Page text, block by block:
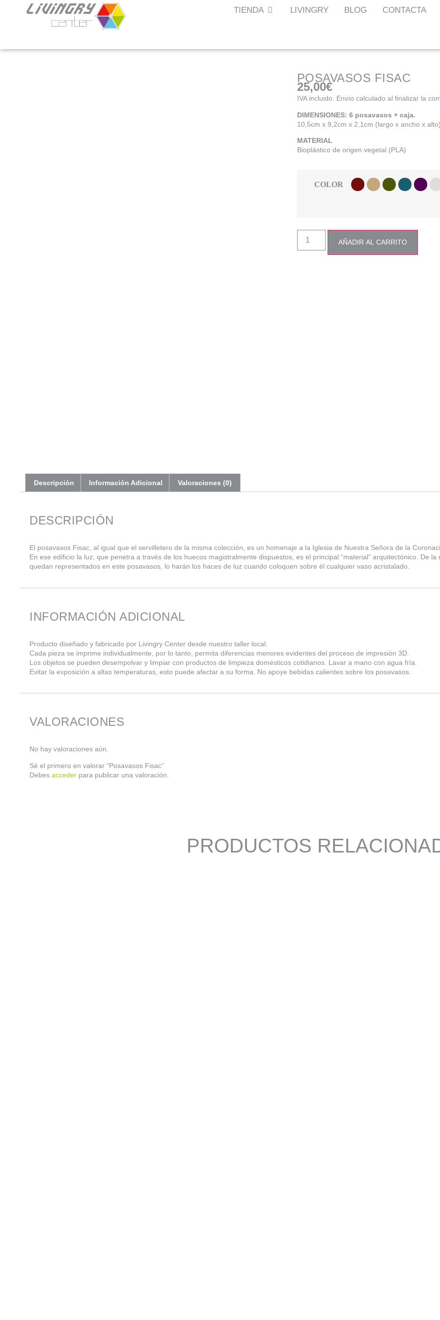
TIENDA LIVINGRY BLOG CONTACTA
POSAVASOS FISAC
25,00€
IVA incluido. Envío calculado al finalizar la
DIMENSIONES: 6 posavasos + caja.
10,5cm x 9,2cm x 2,1cm (largo x ancho x
MATERIAL
Bioplástico de origen vegetal (PLA)
COLOR
AÑADIR AL CARRITO
Descripción Información Adicional Valoraciones (0)
DESCRIPCIÓN
El posavasos Fisac, al igual que el servilletero de la misma colección, es un homenaje a la Iglesia de Nuestra Señora de la
En ese edificio la luz, que penetra a través de los huecos magistralmente dispuestos, es el principal “material” arquitectónico. De
quedan representados en este posavasos, lo harán los haces de luz cuando coloquen sobre él cualquier vaso acristalado.
INFORMACIÓN ADICIONAL
Producto diseñado y fabricado por Livingry Center desde nuestro taller local.
Cada pieza se imprime individualmente, por lo tanto, permita diferencias menores evidentes del proceso de impresión 3D.
Los objetos se pueden desempolvar y limpiar con productos de limpieza domésticos cotidianos. Lavar a mano con agua fría.
Evitar la exposición a altas temperaturas, esto puede afectar a su forma. No apoye bebidas calientes sobre los posavasos.
VALORACIONES
No hay valoraciones aún.
Sé el primero en valorar “Posavasos Fisac”
Debes acceder para publicar una valoración.
PRODUCTOS